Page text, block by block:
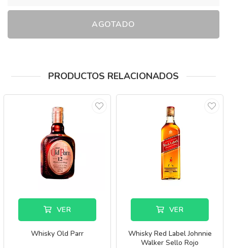
AGOTADO
PRODUCTOS RELACIONADOS
VER
Whisky Old Parr
VER
Whisky Red Label Johnnie
Walker Sello Rojo